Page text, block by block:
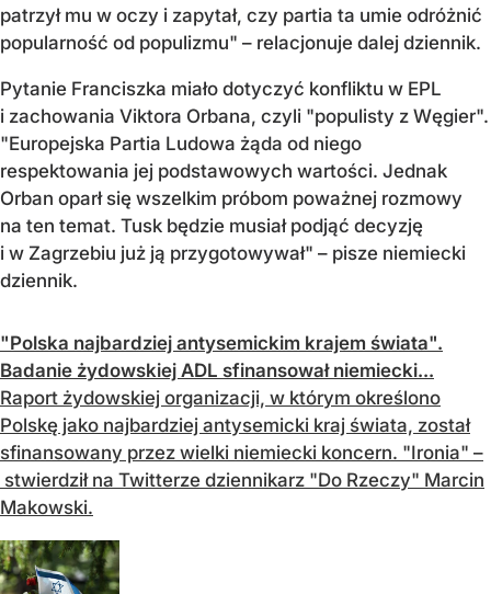
patrzył mu w oczy i zapytał, czy partia ta umie odróżnić
popularność od populizmu" – relacjonuje dalej dziennik.
Pytanie Franciszka miało dotyczyć konfliktu w EPL
i zachowania Viktora Orbana, czyli "populisty z Węgier".
"Europejska Partia Ludowa żąda od niego
respektowania jej podstawowych wartości. Jednak
Orban oparł się wszelkim próbom poważnej rozmowy
na ten temat. Tusk będzie musiał podjąć decyzję
i w Zagrzebiu już ją przygotowywał" – pisze niemiecki
dziennik.
"Polska najbardziej antysemickim krajem świata".
Badanie żydowskiej ADL sfinansował niemiecki...
Raport żydowskiej organizacji, w którym określono
Polskę jako najbardziej antysemicki kraj świata, został
sfinansowany przez wielki niemiecki koncern. "Ironia" –
stwierdził na Twitterze dziennikarz "Do Rzeczy" Marcin
Makowski.